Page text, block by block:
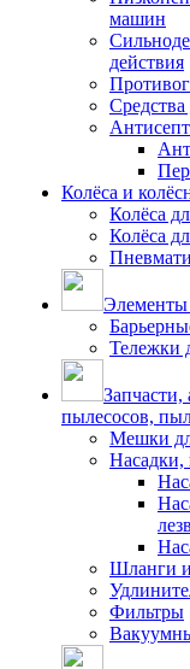
машин
действия
Колёса и
Колёса
Колёса
Элементы
Тележки
Запчасти,
пылесосов,
Мешки
Насадки,
Шланги и
Фильтры